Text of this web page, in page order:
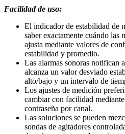
Facilidad de uso:
El indicador de estabilidad de
saber exactamente cuándo las
ajusta mediante valores de
estabilidad y promedio.
Las alarmas sonoras notifican
alcanza un valor desviado
alto/bajo y un intervalo de
Los ajustes de medición
cambiar con facilidad
contraseña por canal.
Las soluciones se pueden
sondas de agitadores